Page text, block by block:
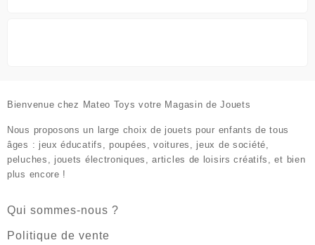
Bienvenue chez Mateo Toys votre Magasin de Jouets
Nous proposons un large choix de jouets pour enfants de tous
âges : jeux éducatifs, poupées, voitures, jeux de société,
peluches, jouets électroniques, articles de loisirs créatifs, et bien
plus encore !
Qui sommes-nous ?
Politique de vente